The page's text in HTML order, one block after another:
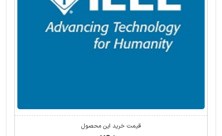
قیمت خرید این محصول